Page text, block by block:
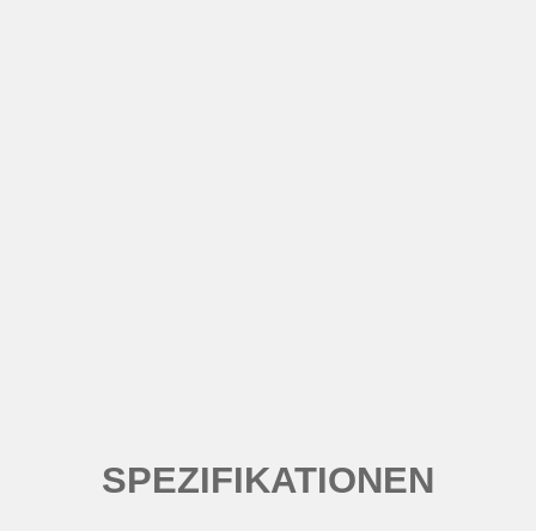
SPEZIFIKATIONEN